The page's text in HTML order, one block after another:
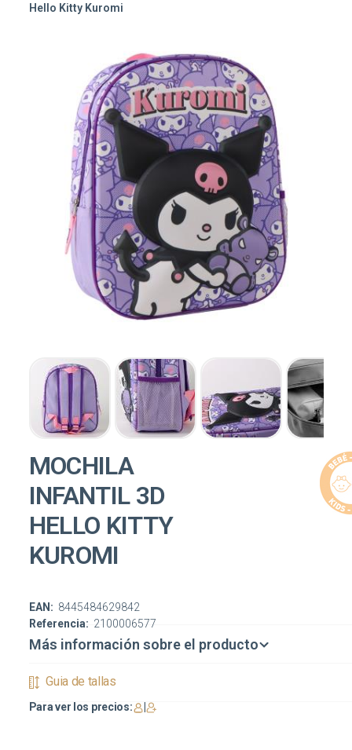
Hello Kitty Kuromi
MOCHILA
INFANTIL 3D
HELLO KITTY
KUROMI
Referencia: 2100006577
EAN: 8445484629842
Más información sobre el producto
Guia de tallas
Para ver los precios: